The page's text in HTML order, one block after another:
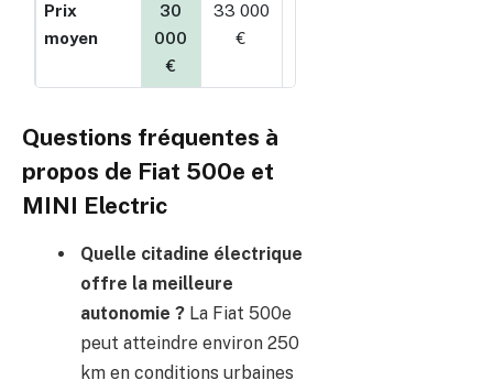
Prix
moyen
30
000
€
33 000
€
Questions fréquentes à
propos de Fiat 500e et
MINI Electric
Quelle citadine électrique
offre la meilleure
autonomie ? La Fiat 500e
peut atteindre environ 250
km en conditions urbaines